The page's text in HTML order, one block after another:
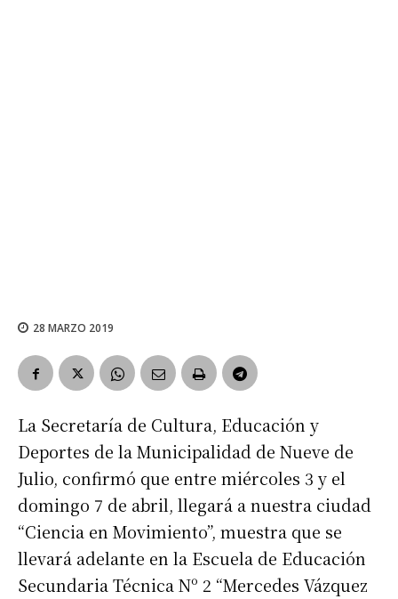
28 MARZO 2019
La Secretaría de Cultura, Educación y
Deportes de la Municipalidad de Nueve de
Julio, confirmó que entre miércoles 3 y el
domingo 7 de abril, llegará a nuestra ciudad
“Ciencia en Movimiento”, muestra que se
llevará adelante en la Escuela de Educación
Secundaria Técnica Nº 2 “Mercedes Vázquez